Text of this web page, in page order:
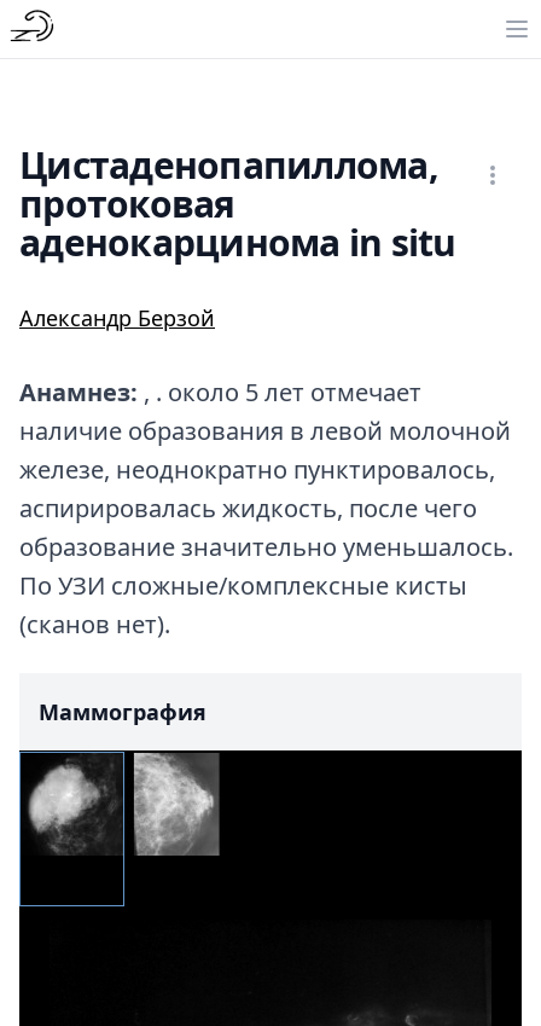
Цистаденопапиллома,
протоковая
аденокарцинома in situ
Александр Берзой
Анамнез: , . около 5 лет отмечает
наличие образования в левой молочной
железе, неоднократно пунктировалось,
аспирировалась жидкость, после чего
образование значительно уменьшалось.
По УЗИ сложные/комплексные кисты
(сканов нет).
Маммография